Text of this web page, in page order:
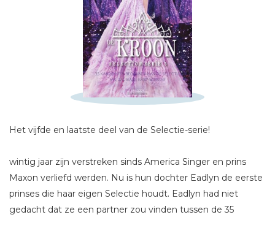
Het vijfde en laatste deel van de Selectie-serie!
wintig jaar zijn verstreken sinds America Singer en prins
Maxon verliefd werden. Nu is hun dochter Eadlyn de eerste
prinses die haar eigen Selectie houdt. Eadlyn had niet
gedacht dat ze een partner zou vinden tussen de 35
Schrijf hieronder je review!
Sterren
E-mail *
Titel *
Bericht *